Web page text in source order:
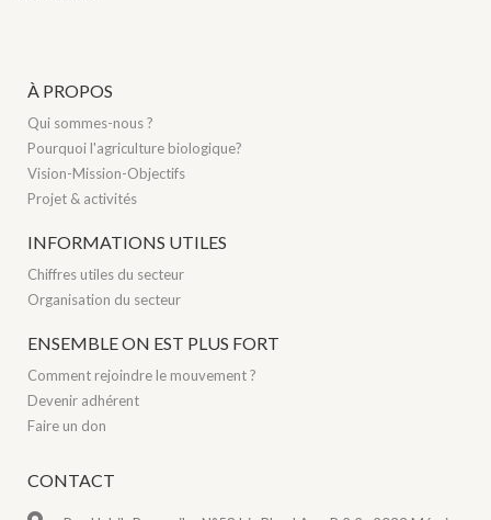
À PROPOS
Qui sommes-nous ?
Pourquoi l'agriculture biologique?
Vision-Mission-Objectifs
Projet & activités
INFORMATIONS UTILES
Chiffres utiles du secteur
Organisation du secteur
ENSEMBLE ON EST PLUS FORT
Comment rejoindre le mouvement ?
Devenir adhérent
Faire un don
CONTACT